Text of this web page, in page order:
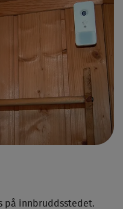
på innbruddsstedet.